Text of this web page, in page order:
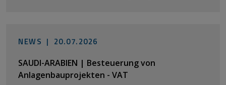
NEWS | 20.07.2026
SAUDI-ARABIEN | Besteuerung von
Anlagenbauprojekten - VAT